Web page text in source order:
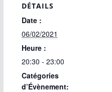
DÉTAILS
Date :
06/02/2021
Heure :
20:30 - 23:00
Catégories
d’Évènement: